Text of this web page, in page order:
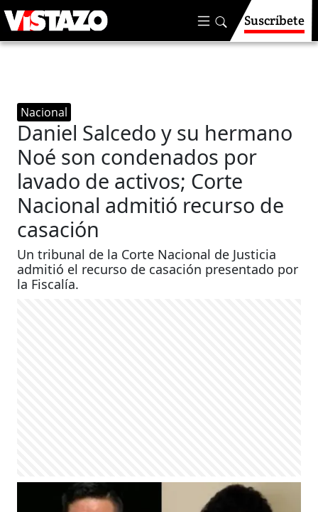
Suscríbete
Nacional
Daniel Salcedo y su hermano
Noé son condenados por
lavado de activos; Corte
Nacional admitió recurso de
casación
Un tribunal de la Corte Nacional de Justicia
admitió el recurso de casación presentado por
la Fiscalía.